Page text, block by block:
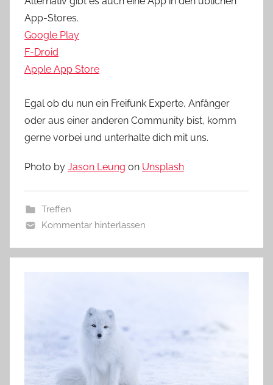
App-Stores.
Google Play
F-Droid
Apple App Store
Egal ob du nun ein Freifunk Experte, Anfänger
oder aus einer anderen Community bist, komm
gerne vorbei und unterhalte dich mit uns.
Photo by Jason Leung on Unsplash
Treffen
Kommentar hinterlassen